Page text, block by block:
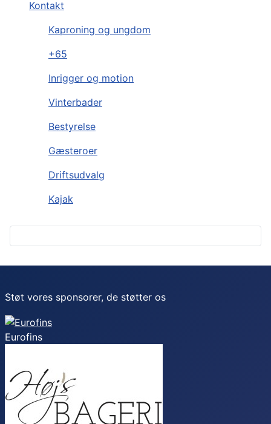
Kontakt
Kaproning og ungdom
+65
Inrigger og motion
Vinterbader
Bestyrelse
Gæsteroer
Driftsudvalg
Kajak
Støt vores sponsorer, de støtter os
Eurofins